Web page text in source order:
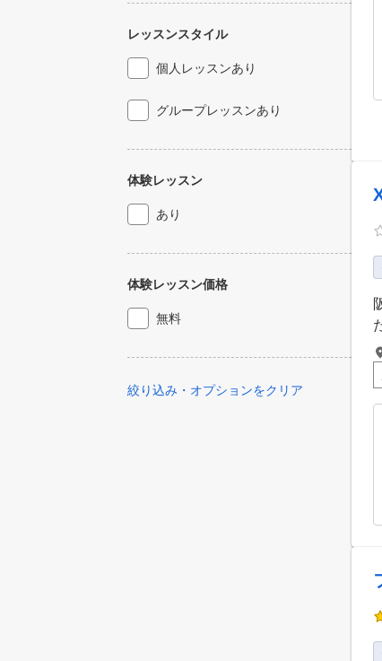
レッスンスタイル
個人レッスンあり
グループレッスンあり
体験レッスン
あり
体験レッスン価格
無料
絞り込み・オプションをクリア